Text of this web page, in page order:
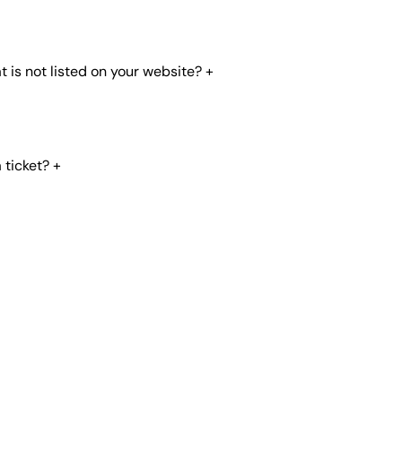
is not listed on your website?+
ticket?+